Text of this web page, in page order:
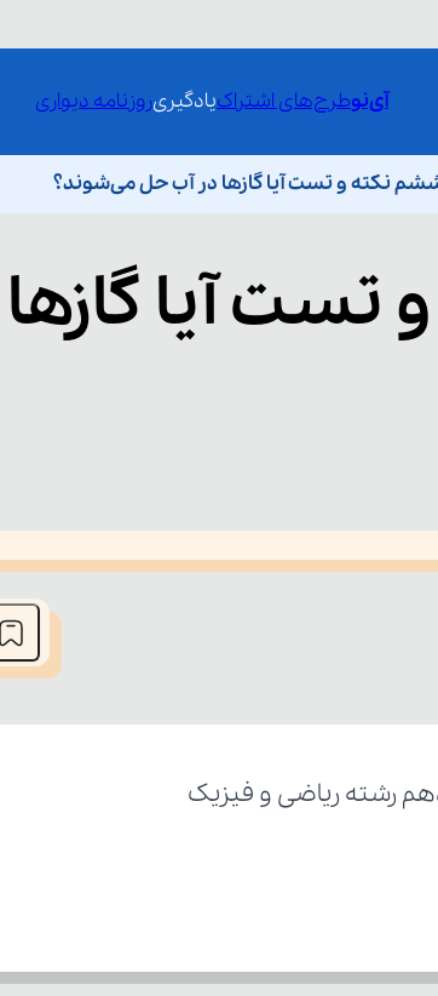
آی‌نوطرح‌های اشتراکیادگیریروزنامه دیواری
نکته و تست آیا گازها در آب حل می‌شوند؟
تست آیا
رشته ریاضی و فیزیک